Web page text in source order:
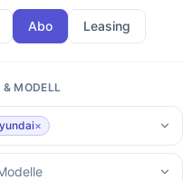
Abo Leasing
& MODELL
×